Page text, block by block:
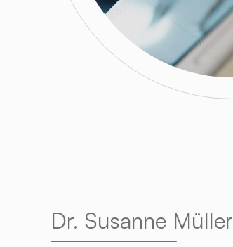
Dr. Susanne Müller